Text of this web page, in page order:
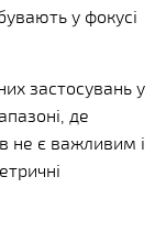
у фокусі
застосувань у
де
не є важливим і